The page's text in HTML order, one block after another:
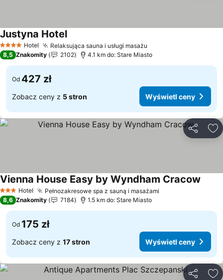
4 KategoriaHotel Relaksująca sauna i usługi masażu
Justyna Hotel
8,5 Znakomity 2102 4.1 km do: Stare Miasto
Od 427 zł
Zobacz ceny z 5 stron Wyświetl ceny
3 Kategoria
Hotel Pełnozakresowe spa z sauną i masażami
Vienna House Easy by Wyndham Cracow
8,6 Znakomity 7184 1.5 km do: Stare Miasto
Od 175 zł
Zobacz ceny z 17 stron Wyświetl ceny